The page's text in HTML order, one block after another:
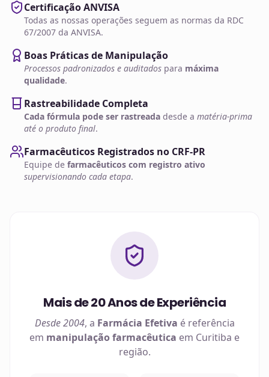
Certificação ANVISA
Todas as nossas operações seguem as normas da RDC
67/2007 da ANVISA.
Boas Práticas de Manipulação
Processos padronizados e auditados para máxima
qualidade.
Rastreabilidade Completa
Cada fórmula pode ser rastreada desde a matéria-prima
até o produto final.
Farmacêuticos Registrados no CRF-PR
Equipe de farmacêuticos com registro ativo
supervisionando cada etapa.
Mais de 20 Anos de Experiência
Desde 2004, a Farmácia Efetiva é referência
em manipulação farmacêutica em Curitiba e
região.